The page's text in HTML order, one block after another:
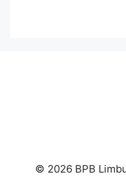
© 2026 BPB